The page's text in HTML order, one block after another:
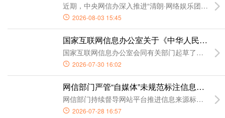
近期，中央网信办深入推进“清朗·网络娱乐团播乱
2026-08-03 15:45
国家互联网信息办公室关于《中华人民共和
国家互联网信息办公室会同有关部门起草了《中华
2026-07-30 16:02
网信部门严管“自媒体”未规范标注信息来源行
网信部门持续督导网站平台推进信息来源标注工作
2026-07-28 16:57